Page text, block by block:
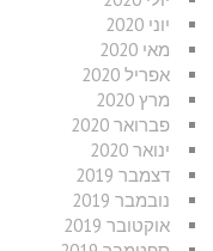
יוני 2020
מאי 2020
אפריל 2020
מרץ 2020
פברואר 2020
ינואר 2020
דצמבר 2019
נובמבר 2019
אוקטובר 2019